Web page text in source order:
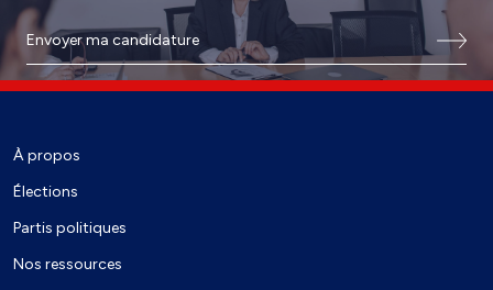
Envoyer ma candidature
À propos
Élections
Partis politiques
Nos ressources